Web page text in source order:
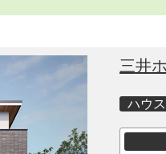
三井
ハウ